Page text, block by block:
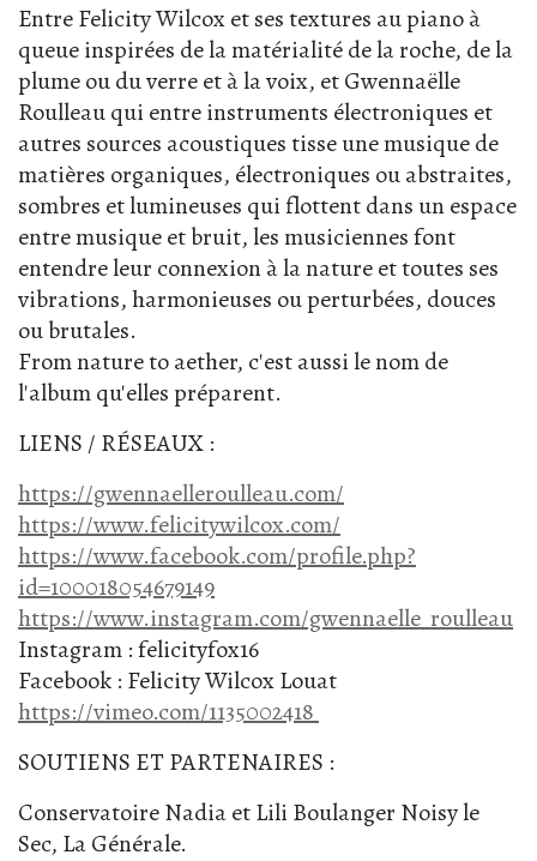
Entre Felicity Wilcox et ses textures au piano à
queue inspirées de la matérialité de la roche, de la
plume ou du verre et à la voix, et Gwennaëlle
Roulleau qui entre instruments électroniques et
autres sources acoustiques tisse une musique de
matières organiques, électroniques ou abstraites,
sombres et lumineuses qui flottent dans un espace
entre musique et bruit, les musiciennes font
entendre leur connexion à la nature et toutes ses
vibrations, harmonieuses ou perturbées, douces
ou brutales.
From nature to aether, c'est aussi le nom de
l'album qu'elles préparent.
LIENS / RÉSEAUX :
https://gwennaelleroulleau.com/
https://www.felicitywilcox.com/
https://www.facebook.com/profile.php?
id=100018054679149
https://www.instagram.com/gwennaelle_roulleau
Instagram : felicityfox16
Facebook : Felicity Wilcox Louat
https://vimeo.com/1135002418
SOUTIENS ET PARTENAIRES :
Conservatoire Nadia et Lili Boulanger Noisy le
Sec, La Générale.